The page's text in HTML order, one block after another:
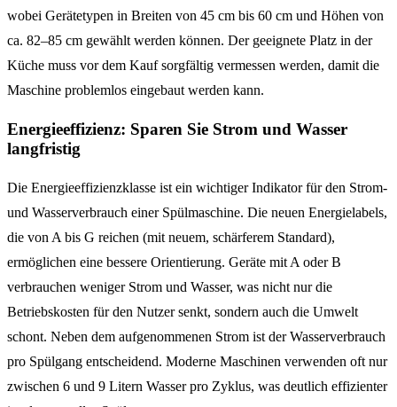
wobei Gerätetypen in Breiten von 45 cm bis 60 cm und Höhen von
ca. 82–85 cm gewählt werden können. Der geeignete Platz in der
Küche muss vor dem Kauf sorgfältig vermessen werden, damit die
Maschine problemlos eingebaut werden kann.
Energieeffizienz: Sparen Sie Strom und Wasser
langfristig
Die Energieeffizienzklasse ist ein wichtiger Indikator für den Strom-
und Wasserverbrauch einer Spülmaschine. Die neuen Energielabels,
die von A bis G reichen (mit neuem, schärferem Standard),
ermöglichen eine bessere Orientierung. Geräte mit A oder B
verbrauchen weniger Strom und Wasser, was nicht nur die
Betriebskosten für den Nutzer senkt, sondern auch die Umwelt
schont. Neben dem aufgenommenen Strom ist der Wasserverbrauch
pro Spülgang entscheidend. Moderne Maschinen verwenden oft nur
zwischen 6 und 9 Litern Wasser pro Zyklus, was deutlich effizienter